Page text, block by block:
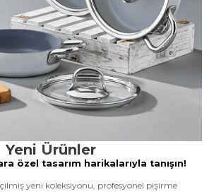
Yeni Ürünler
özel tasarım harikalarıyla tanışın!
yeni koleksiyonu, profesyonel pişirme